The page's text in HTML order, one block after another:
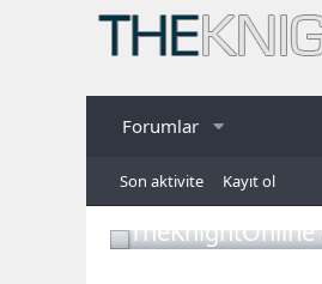
Forumlar
Son aktivite Kayıt ol